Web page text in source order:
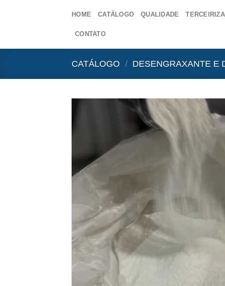
HOME CATÁLOGO QUALIDADE
CONTATO
CATÁLOGO / DESENGRAXANTE E